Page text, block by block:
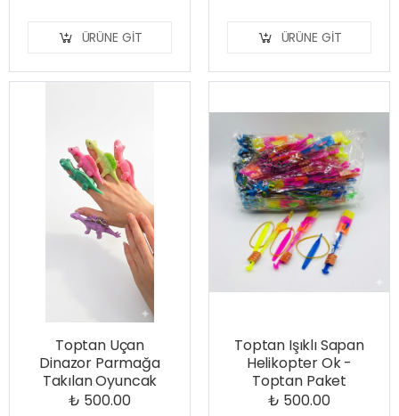
ÜRÜNE GIT ÜRÜNE GIT
Toptan Uçan
Dinazor Parmağa
Takılan Oyuncak
₺ 500.00
Toptan Işıklı Sapan
Helikopter Ok -
Toptan Paket
₺ 500.00